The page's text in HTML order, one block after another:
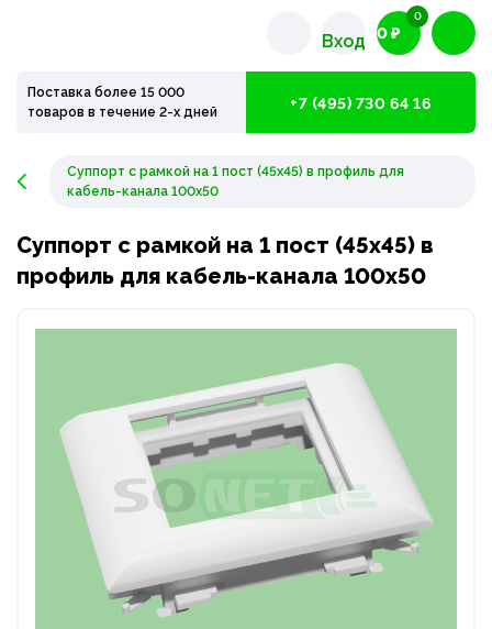
Вход 0 ₽
0
Поставка более 15 000
товаров в течение 2-х дней
+7 (495) 730 64 16
Суппорт с рамкой на 1 пост (45х45) в профиль для
кабель-канала 100х50
Суппорт с рамкой на 1 пост (45х45) в
профиль для кабель-канала 100х50